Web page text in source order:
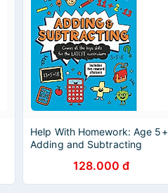
Help With Homework: Age 5+
Adding and Subtracting
128.000 đ